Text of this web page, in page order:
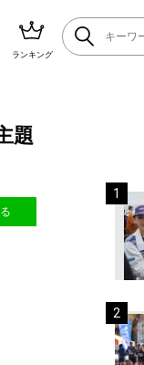
ランキング
題